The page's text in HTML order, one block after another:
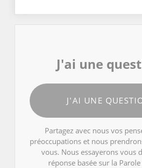
J'ai une
J'AI UNE
Partagez avec nous vos
préoccupations et nous
vous. Nous essayerons vous
réponse basée sur la